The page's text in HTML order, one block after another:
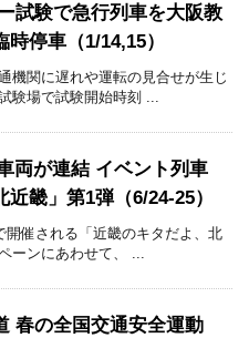
試験で急行列車を大阪教
停車（1/14,15）
機関に遅れや運転の見合せが生じ
験場で試験開始時刻 ...
両が連結 イベント列車
近畿」第1弾（6/24-25）
開催される「近畿のキタだよ、北
ーンにあわせて、 ...
春の全国交通安全運動